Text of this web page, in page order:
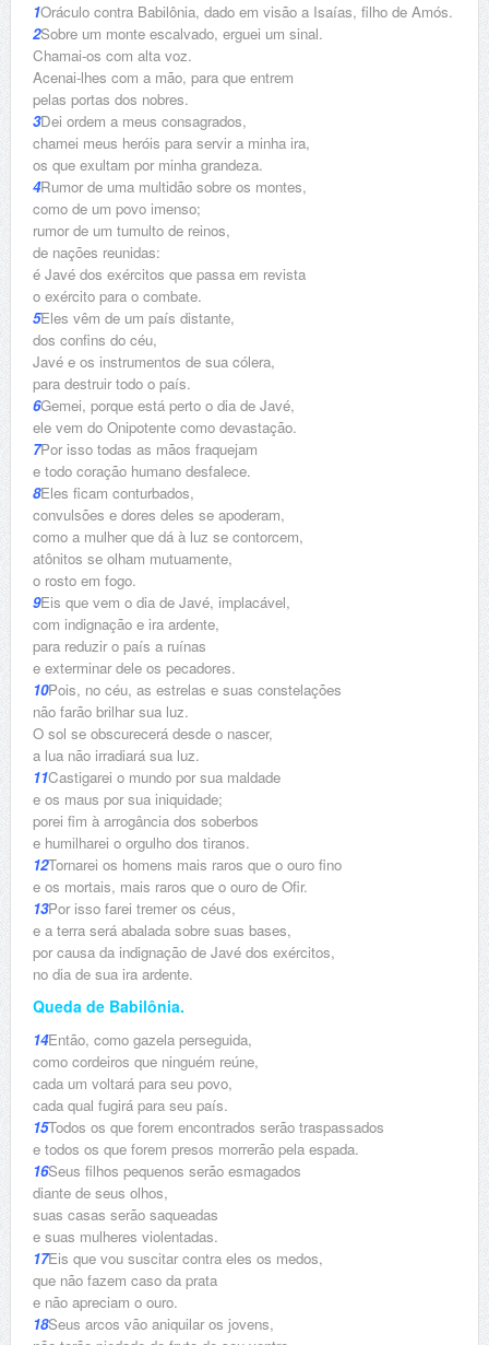
1Oráculo contra Babilônia, dado em visão a Isaías, filho de Amós.
2Sobre um monte escalvado, erguei um sinal.
Chamai-os com alta voz.
Acenai-lhes com a mão, para que entrem
pelas portas dos nobres.
3Dei ordem a meus consagrados,
chamei meus heróis para servir a minha ira,
os que exultam por minha grandeza.
4Rumor de uma multidão sobre os montes,
como de um povo imenso;
rumor de um tumulto de reinos,
de nações reunidas:
é Javé dos exércitos que passa em revista
o exército para o combate.
5Eles vêm de um país distante,
dos confins do céu,
Javé e os instrumentos de sua cólera,
para destruir todo o país.
6Gemei, porque está perto o dia de Javé,
ele vem do Onipotente como devastação.
7Por isso todas as mãos fraquejam
e todo coração humano desfalece.
8Eles ficam conturbados,
convulsões e dores deles se apoderam,
como a mulher que dá à luz se contorcem,
atônitos se olham mutuamente,
o rosto em fogo.
9Eis que vem o dia de Javé, implacável,
com indignação e ira ardente,
para reduzir o país a ruínas
e exterminar dele os pecadores.
10Pois, no céu, as estrelas e suas constelações
não farão brilhar sua luz.
O sol se obscurecerá desde o nascer,
a lua não irradiará sua luz.
11Castigarei o mundo por sua maldade
e os maus por sua iniquidade;
porei fim à arrogância dos soberbos
e humilharei o orgulho dos tiranos.
12Tornarei os homens mais raros que o ouro fino
e os mortais, mais raros que o ouro de Ofir.
13Por isso farei tremer os céus,
e a terra será abalada sobre suas bases,
por causa da indignação de Javé dos exércitos,
no dia de sua ira ardente.
Queda de Babilônia.
14Então, como gazela perseguida,
como cordeiros que ninguém reúne,
cada um voltará para seu povo,
cada qual fugirá para seu país.
15Todos os que forem encontrados serão traspassados
e todos os que forem presos morrerão pela espada.
16Seus filhos pequenos serão esmagados
diante de seus olhos,
suas casas serão saqueadas
e suas mulheres violentadas.
17Eis que vou suscitar contra eles os medos,
que não fazem caso da prata
e não apreciam o ouro.
18Seus arcos vão aniquilar os jovens,